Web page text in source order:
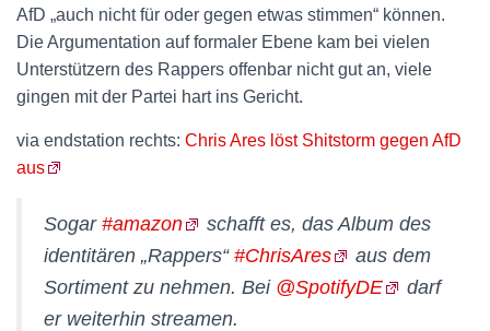
AfD „auch nicht für oder gegen etwas stimmen“ können.
Die Argumentation auf formaler Ebene kam bei vielen
Unterstützern des Rappers offenbar nicht gut an, viele
gingen mit der Partei hart ins Gericht.
via endstation rechts: Chris Ares löst Shitstorm gegen AfD
aus
Sogar #amazon
schafft es, das Album des
identitären „Rappers“ #ChrisAres
aus dem
Sortiment zu nehmen. Bei @SpotifyDE
darf
er weiterhin streamen.